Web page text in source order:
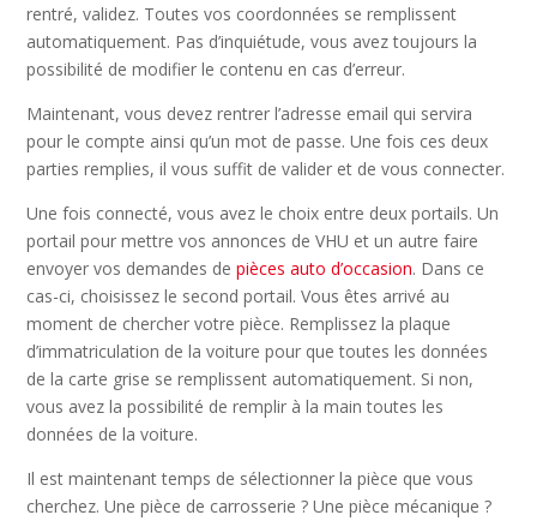
rentré, validez. Toutes vos coordonnées se remplissent
automatiquement. Pas d’inquiétude, vous avez toujours la
possibilité de modifier le contenu en cas d’erreur.
Maintenant, vous devez rentrer l’adresse email qui servira
pour le compte ainsi qu’un mot de passe. Une fois ces deux
parties remplies, il vous suffit de valider et de vous connecter.
Une fois connecté, vous avez le choix entre deux portails. Un
portail pour mettre vos annonces de VHU et un autre faire
envoyer vos demandes depièces auto d’occasion. Dans ce
cas-ci, choisissez le second portail. Vous êtes arrivé au
moment de chercher votre pièce. Remplissez la plaque
d’immatriculation de la voiture pour que toutes les données
de la carte grise se remplissent automatiquement. Si non,
vous avez la possibilité de remplir à la main toutes les
données de la voiture.
Il est maintenant temps de sélectionner la pièce que vous
cherchez. Une pièce de carrosserie ? Une pièce mécanique ?